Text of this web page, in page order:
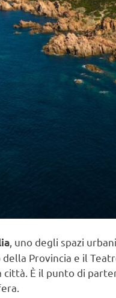
, uno degli spazi
Provincia e il
È il punto di